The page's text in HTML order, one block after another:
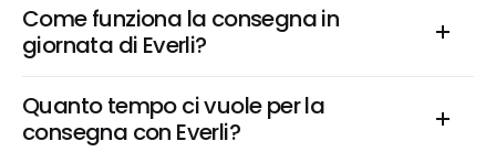
Come funziona la consegna in
giornata di Everli?
Quanto tempo ci vuole per la
consegna con Everli?